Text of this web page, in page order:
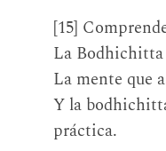
[15]
La Bodhichitta
La mente que
Y la
práctica.